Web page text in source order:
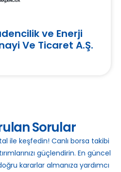
ve Enerji
Ve Ticaret A.Ş.
Sorular
ile keşfedin! Canlı borsa takibi
güçlendirin. En güncel
kararlar almanıza yardımcı